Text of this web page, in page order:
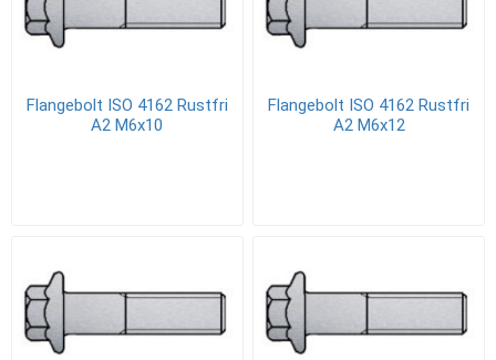
Flangebolt ISO 4162 Rustfri
A2 M6x10
Flangebolt ISO 4162 Rustfri
A2 M6x12